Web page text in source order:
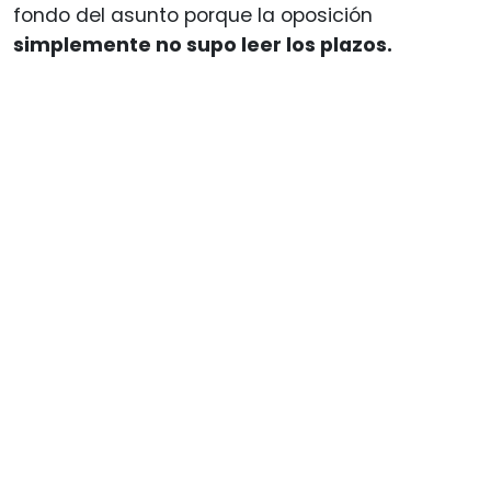
fondo del asunto porque la oposición
simplemente no supo leer los plazos.